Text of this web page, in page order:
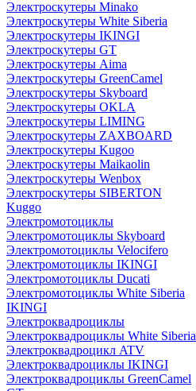
Электроскутеры Minako
Электроскутеры White Siberia
Электроскутеры IKINGI
Электроскутеры GT
Электроскутеры Aima
Электроскутеры GreenCamel
Электроскутеры Skyboard
Электроскутеры OKLA
Электроскутеры LIMING
Электроскутеры ZAXBOARD
Электроскутеры Kugoo
Электроскутеры Maikaolin
Электроскутеры Wenbox
Электроскутеры SIBERTON
Kuggo
Электромотоциклы
Электромотоциклы Skyboard
Электромотоциклы Velocifero
Электромотоциклы IKINGI
Электромотоциклы Ducati
Электромотоциклы White Siberia
IKINGI
Электроквадроциклы
Электроквадроциклы White Siberia
Электроквадроцикл ATV
Электроквадроциклы IKINGI
Электроквадроциклы GreenCamel